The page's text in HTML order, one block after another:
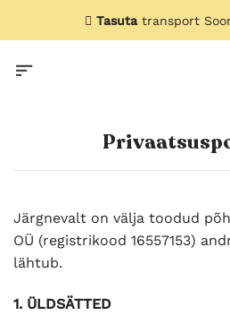
Tasutatransport
Järgnevalt on välja toodud
OÜ (registrikood 16557153)
lähtub.
1. ÜLDSÄTTED